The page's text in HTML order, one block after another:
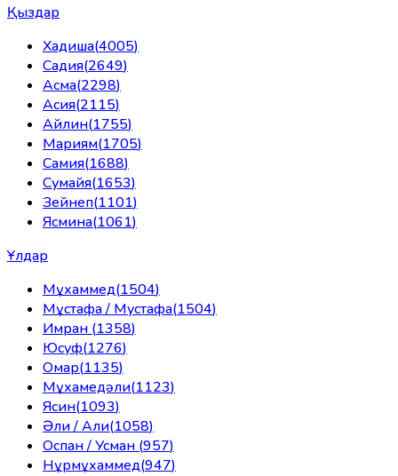
Қыздар
Хадиша(4005)
Садия(2649)
Асма(2298)
Асия(2115)
Айлин(1755)
Мариям(1705)
Самия(1688)
Сумайя(1653)
Зейнеп(1101)
Ясмина(1061)
Ұлдар
Мұхаммед(1504)
Мұстафа / Мустафа(1504)
Имран (1358)
Юсуф(1276)
Омар(1135)
Мұхамедәли(1123)
Ясин(1093)
Әли / Али(1058)
Оспан / Усман (957)
Нұрмұхаммед(947)